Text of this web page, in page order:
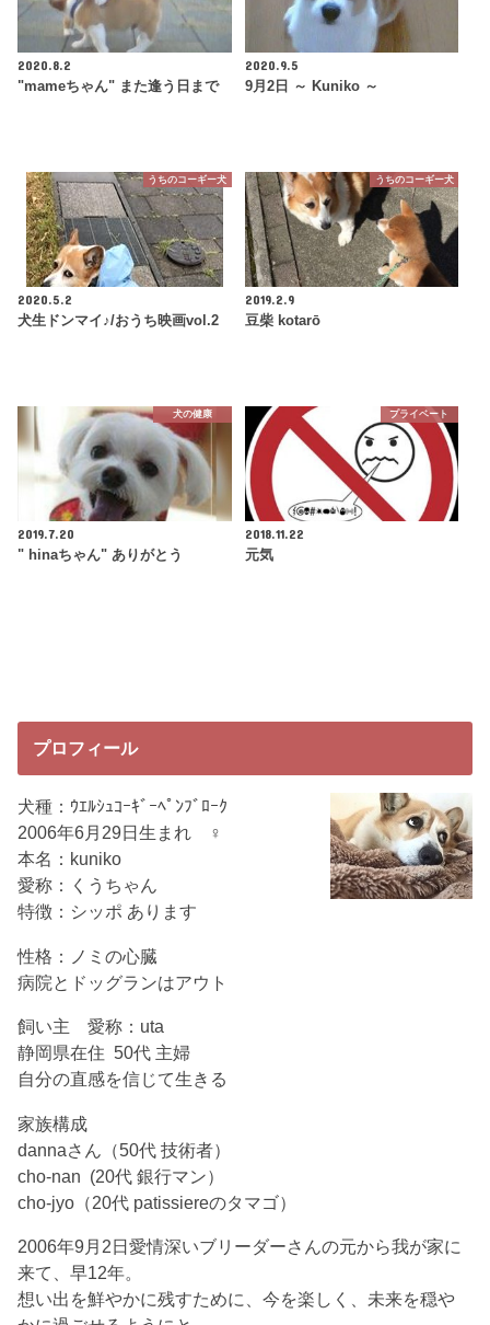
2020.8.2
"mameちゃん" また逢う日まで
2020.9.5
9月2日 ～ Kuniko ～
うちのコーギー犬
2020.5.2
犬生ドンマイ♪/おうち映画vol.2
うちのコーギー犬
2019.2.9
豆柴 kotarō
犬の健康
2019.7.20
" hinaちゃん" ありがとう
プライベート
2018.11.22
元気
プロフィール
犬種：ｳｴﾙｼｭｺｰｷﾞｰﾍﾟﾝﾌﾞﾛｰｸ
2006年6月29日生まれ ♀
本名：kuniko
愛称：くうちゃん
特徴：シッポ あります
性格：ノミの心臓
病院とドッグランはアウト
飼い主 愛称：uta
静岡県在住 50代 主婦
自分の直感を信じて生きる
家族構成
dannaさん（50代 技術者）
cho-nan (20代 銀行マン）
cho-jyo（20代 patissiereのタマゴ）
2006年9月2日愛情深いブリーダーさんの元から我が家に
来て、早12年。
想い出を鮮やかに残すために、今を楽しく、未来を穏や